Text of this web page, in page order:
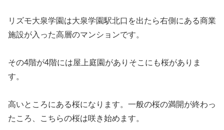
リズモ大泉学園は大泉学園駅北口を出たら右側にある商業
施設が入った高層のマンションです。
その4階が4階には屋上庭園がありそこにも桜がありま
す。
高いところにある桜になります。一般の桜の満開が終わっ
たころ、こちらの桜は咲き始めます。